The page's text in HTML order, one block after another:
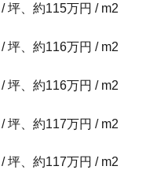
坪、約115万円 / m2
坪、約116万円 / m2
坪、約116万円 / m2
坪、約117万円 / m2
坪、約117万円 / m2